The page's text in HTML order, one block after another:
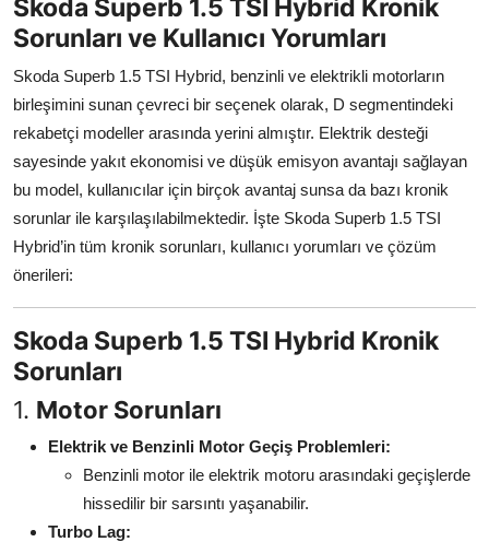
LPG & Yakıt
Elektrik & Akü
Klima & Konfor
Aydınlatma & Görüş
Şanzıman & Aktarma
Dizel Sistemler
Multimedya & Elektronik
Skoda Superb 1.5 TSI Hybrid Kronik
Sorunları ve Kullanıcı Yorumları
Skoda Superb 1.5 TSI Hybrid, benzinli ve elektrikli motorların
birleşimini sunan çevreci bir seçenek olarak, D segmentindeki
rekabetçi modeller arasında yerini almıştır. Elektrik desteği
sayesinde yakıt ekonomisi ve düşük emisyon avantajı sağlayan
bu model, kullanıcılar için birçok avantaj sunsa da bazı kronik
sorunlar ile karşılaşılabilmektedir. İşte Skoda Superb 1.5 TSI
Hybrid’in tüm kronik sorunları, kullanıcı yorumları ve çözüm
önerileri:
Skoda Superb 1.5 TSI Hybrid Kronik
Sorunları
1. Motor Sorunları
Elektrik ve Benzinli Motor Geçiş Problemleri:
Benzinli motor ile elektrik motoru arasındaki geçişlerde
hissedilir bir sarsıntı yaşanabilir.
Turbo Lag: